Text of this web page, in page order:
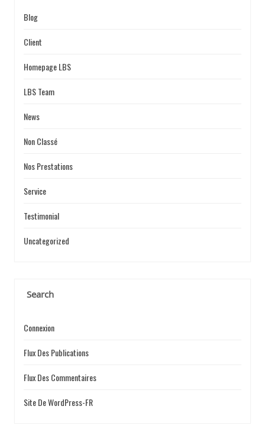
Blog
Client
Homepage LBS
LBS Team
News
Non Classé
Nos Prestations
Service
Testimonial
Uncategorized
Search
Connexion
Flux Des Publications
Flux Des Commentaires
Site De WordPress-FR